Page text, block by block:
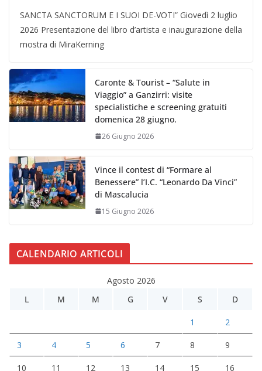
SANCTA SANCTORUM E I SUOI DE-VOTI” Giovedì 2 luglio
2026 Presentazione del libro d’artista e inaugurazione della
mostra di MiraKerning
Caronte & Tourist – “Salute in
Viaggio” a Ganzirri: visite
specialistiche e screening gratuiti
domenica 28 giugno.
26 Giugno 2026
Vince il contest di “Formare al
Benessere” l’I.C. “Leonardo Da Vinci”
di Mascalucia
15 Giugno 2026
CALENDARIO ARTICOLI
Agosto 2026
L
M M G V S D
1 2
3 4 5 6 7 8 9
10 11 12 13 14 15 16